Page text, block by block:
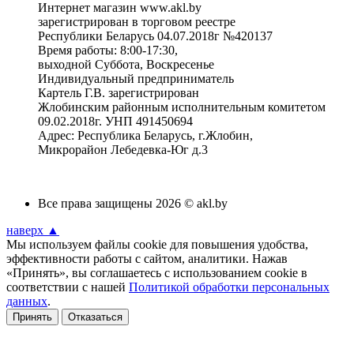
Интернет магазин www.akl.by
зарегистрирован в торговом реестре
Республики Беларусь 04.07.2018г №420137
Время работы: 8:00-17:30,
выходной Суббота, Воскресенье
Индивидуальный предприниматель
Картель Г.В. зарегистрирован
Жлобинским районным исполнительным комитетом
09.02.2018г. УНП 491450694
Адрес: Республика Беларусь, г.Жлобин,
Микрорайон Лебедевка-Юг д.3
Все права защищены 2026 © akl.by
наверх ▲
Мы используем файлы cookie для повышения удобства,
эффективности работы с сайтом, аналитики. Нажав
«Принять», вы соглашаетесь с использованием cookie в
соответствии с нашей Политикой обработки персональных
данных.
Принять Отказаться